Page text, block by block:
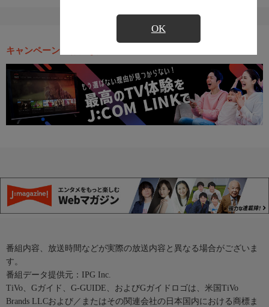
OK
キャンペーン・お得な情報
番組内容、放送時間などが実際の放送内容と異なる場合がございま
す。
番組データ提供元：IPG Inc.
TiVo、Gガイド、G-GUIDE、およびGガイドロゴは、米国TiVo
Brands LLCおよび／またはその関連会社の日本国内における商標ま